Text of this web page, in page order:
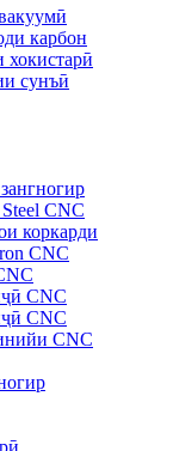
карбон
хокистарӣ
сунъӣ
CNC
коркарди
CNC
CNC
CNC
CNC